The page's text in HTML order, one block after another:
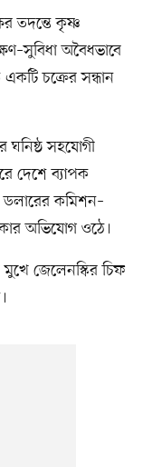
তদন্তে কৃষ্ণ
অবৈধভাবে
চক্রের সন্ধান
ঘনিষ্ঠ সহযোগী
দেশে ব্যাপক
ডলারের কমিশন–
অভিযোগ ওঠে।
মুখে জেলেনস্কির চিফ